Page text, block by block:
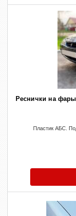
Реснички на
Пластик АБС.